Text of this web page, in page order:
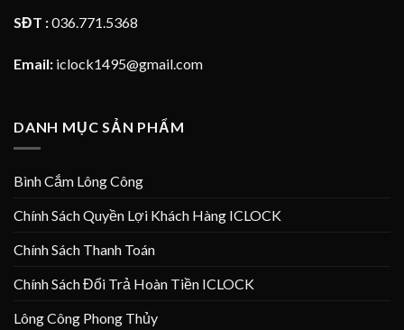
SĐT :036.771.5368
Email: iclock1495@gmail.com
DANH MỤC SẢN PHẨM
Bình Cắm Lông Công
Chính Sách Quyền Lợi Khách Hàng ICLOCK
Chính Sách Thanh Toán
Chính Sách Đổi Trả Hoàn Tiền ICLOCK
Lông Công Phong Thủy